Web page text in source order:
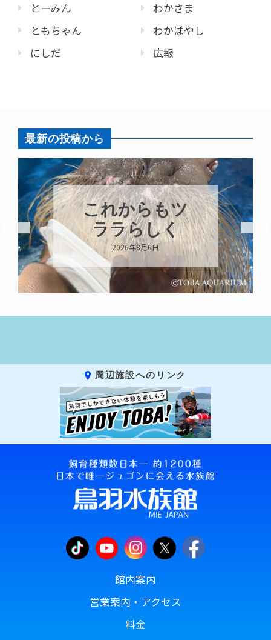
とーみん
ともちゃん
にしだ
わかさま
わかばやし
広報
最新の投稿から
これからもツ
ララらしく
2026年8月6日
周辺施設へのリンク
館内案内
営業案内・アクセス
料金